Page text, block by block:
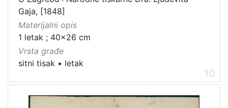
Gaja, [1848]
Materijalni opis
1 letak ; 40x26 cm
Vrsta građe
sitni tisak • letak
10